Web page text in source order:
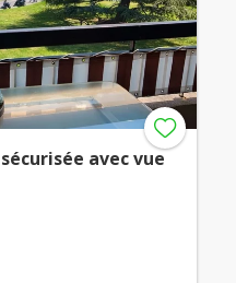
avec vue